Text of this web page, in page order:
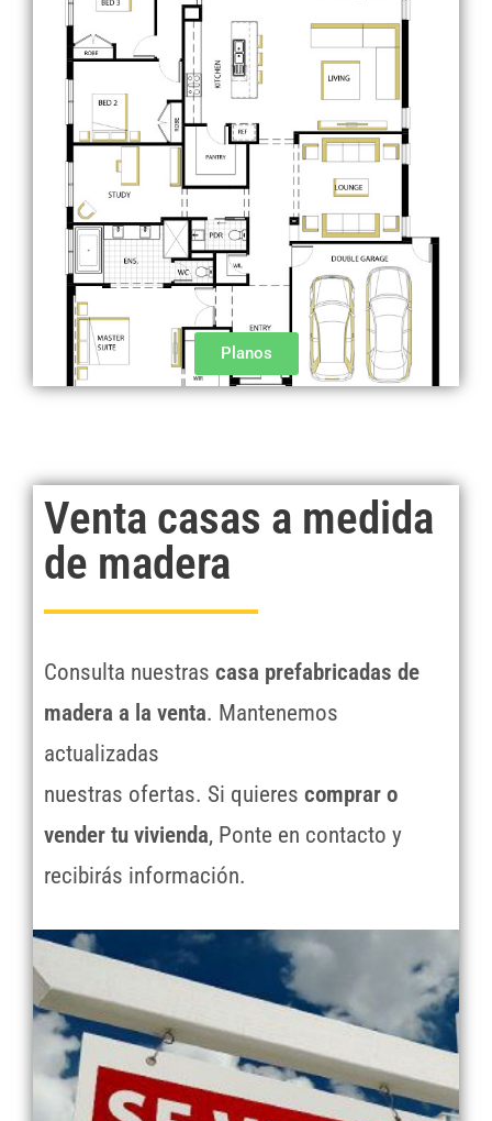
Planos
Venta casas a medida
de madera
Consulta nuestras casa prefabricadas de
madera a la venta. Mantenemos
actualizadas
nuestras ofertas. Si quieres comprar o
vender tu vivienda, Ponte en contacto y
recibirás información.